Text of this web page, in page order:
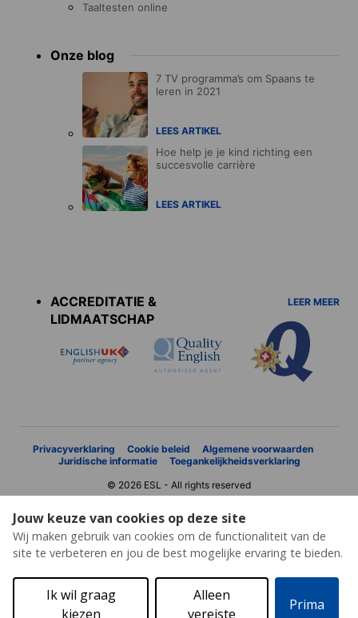
Jouw keuze van cookies op deze site
Wij maken gebruik van cookies om de functionaliteit van de
site te verbeteren en jou de best mogelijke ervaring te bieden.
Prima
Alleen
vereiste
Ik wil graag
kiezen
Taaltesten online
Onze blog
7 TV programma’s om Spaans te
leren in 2021
LEES ARTIKEL
Hoe help je je kind richting een
succesvolle carrière
LEES ARTIKEL
ACCREDITATIE &
LIDMAATSCHAP
LEER MEER
Privacyverklaring Cookie beleid
Algemene voorwaarden
Juridische informatie
Toegankelijkheidsverklaring
© 2026 ESL - All rights reserved